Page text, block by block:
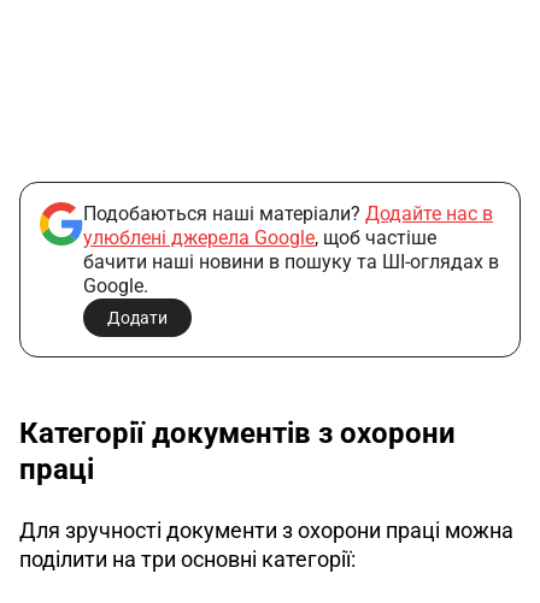
Подобаються наші матеріали? Додайте нас в
улюблені джерела Google, щоб частіше
бачити наші новини в пошуку та ШІ-оглядах в
Google.
Додати
Категорії документів з охорони
праці
Для зручності документи з охорони праці можна
поділити на три основні категорії: